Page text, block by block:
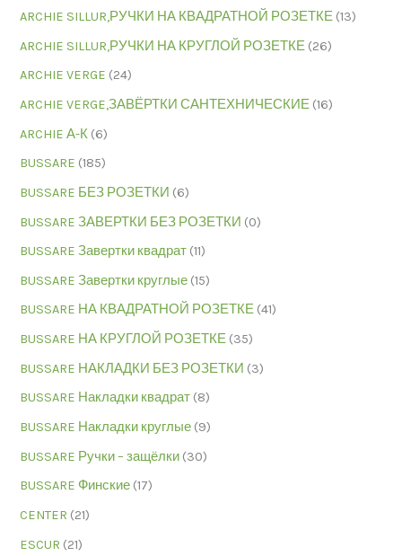
ARCHIE SILLUR,РУЧКИ НА КВАДРАТНОЙ РОЗЕТКЕ (13)
ARCHIE SILLUR,РУЧКИ НА КРУГЛОЙ РОЗЕТКЕ (26)
ARCHIE VERGE (24)
ARCHIE VERGE,ЗАВЁРТКИ САНТЕХНИЧЕСКИЕ (16)
ARCHIE А-К (6)
BUSSARE (185)
BUSSARE БЕЗ РОЗЕТКИ (6)
BUSSARE ЗАВЕРТКИ БЕЗ РОЗЕТКИ (0)
BUSSARE Завертки квадрат (11)
BUSSARE Завертки круглые (15)
BUSSARE НА КВАДРАТНОЙ РОЗЕТКЕ (41)
BUSSARE НА КРУГЛОЙ РОЗЕТКЕ (35)
BUSSARE НАКЛАДКИ БЕЗ РОЗЕТКИ (3)
BUSSARE Накладки квадрат (8)
BUSSARE Накладки круглые (9)
BUSSARE Ручки – защёлки (30)
BUSSARE Финские (17)
CENTER (21)
ESCUR (21)